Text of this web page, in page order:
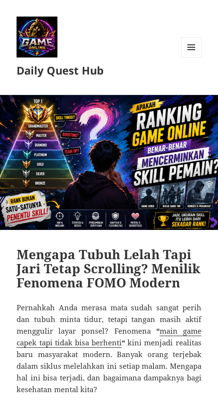
Daily Quest Hub
Mengapa Tubuh Lelah Tapi
Jari Tetap Scrolling? Menilik
Fenomena FOMO Modern
Pernahkah Anda merasa mata sudah sangat perih
dan tubuh minta tidur, tetapi tangan masih aktif
menggulir layar ponsel? Fenomena “main game
capek tapi tidak bisa berhenti“ kini menjadi realitas
baru masyarakat modern. Banyak orang terjebak
dalam siklus melelahkan ini setiap malam. Mengapa
hal ini bisa terjadi, dan bagaimana dampaknya bagi
kesehatan mental kita?